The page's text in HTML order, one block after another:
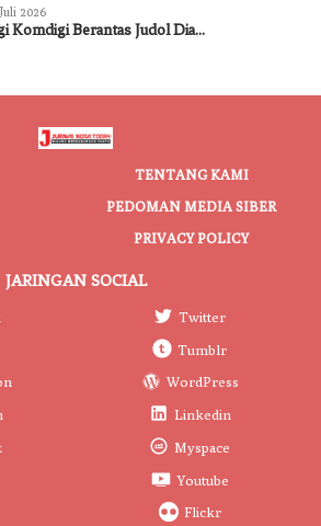
2026
Komdigi Berantas Judol Dia…
TENTANG KAMI
PEDOMAN MEDIA SIBER
PRIVACY POLICY
JARINGAN SOCIAL
Twitter
Tumblr
WordPress
Linkedin
Myspace
Youtube
Flickr